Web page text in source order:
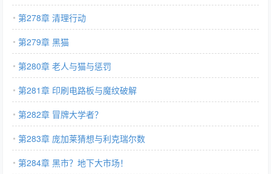
第278章 清理行动
第279章 黑猫
第280章 老人与猫与惩罚
第281章 印刷电路板与魔纹破解
第282章 冒牌大学者？
第283章 庞加莱猜想与利克瑞尔数
第284章 黑市？地下大市场！